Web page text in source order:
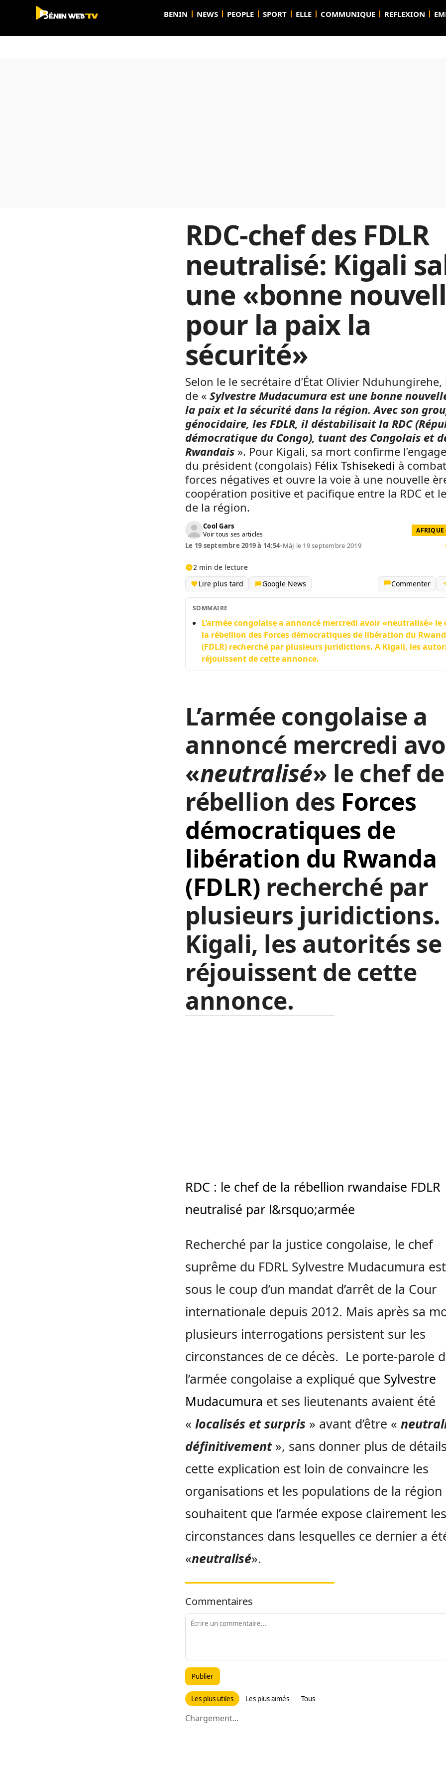
BENIN NEWS PEOPLE SPORT ELLE COMMUNIQUE REFLEXION
RDC-chef des FDLR
neutralisé: Kigali
une «bonne
pour la paix la
sécurité»
Selon le le secrétaire d’État Olivier
de « Sylvestre Mudacumura est une bonne
la paix et la sécurité dans la région. Avec son
génocidaire, les FDLR, il déstabilisait la RDC
démocratique du Congo), tuant des Congolais et
Rwandais ». Pour Kigali, sa mort confirme
du président (congolais) Félix Tshisekedi à
forces négatives et ouvre la voie à une nouvelle
coopération positive et pacifique entre la RDC et
de la région.
Cool Gars
Voir tous ses articles AFRIQUE
Le 19 septembre 2019 à 14:54•MàJ le 19 septembre 2019
2 min de lecture
Lire plus tard
Google News Commenter
SOMMAIRE
L’armée congolaise a annoncé mercredi avoir «neutralisé» le
la rébellion des Forces démocratiques de libération du
(FDLR) recherché par plusieurs juridictions. A Kigali, les
réjouissent de cette annonce.
L’armée congolaise a
annoncé mercredi
«neutralisé» le chef
rébellion des Forces
démocratiques de
libération du Rwanda
(FDLR) recherché par
plusieurs juridictions.
Kigali, les autorités se
réjouissent de cette
annonce.
RDC : le chef de la rébellion rwandaise FDLR
neutralisé par l&rsquo;armée
Recherché par la justice congolaise, le chef
suprême du FDRL Sylvestre Mudacumura
sous le coup d’un mandat d’arrêt de la Cour
internationale depuis 2012. Mais après sa
plusieurs interrogations persistent sur les
circonstances de ce décès. Le porte-parole
l’armée congolaise a expliqué que Sylvestre
Mudacumura et ses lieutenants avaient été
« localisés et surpris » avant d’être «
définitivement», sans donner plus de
cette explication est loin de convaincre les
organisations et les populations de la région
souhaitent que l’armée expose clairement les
circonstances dans lesquelles ce dernier a
«neutralisé».
Commentaires
Publier
Les plus utiles Les plus aimés Tous
Chargement...